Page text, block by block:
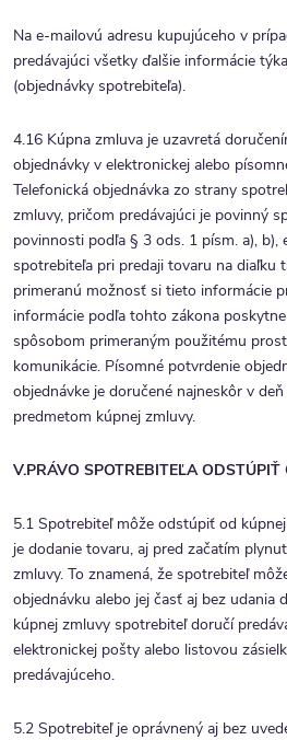
Na e-mailovú adresu kupujúceho v
predávajúci všetky ďalšie informácie
(objednávky spotrebiteľa).
4.16 Kúpna zmluva je uzavretá
objednávky v elektronickej alebo
Telefonická objednávka zo strany
zmluvy, pričom predávajúci je povinný
povinnosti podľa § 3 ods. 1 písm. a), b),
spotrebiteľa pri predaji tovaru na diaľku
primeranú možnosť si tieto informácie
informácie podľa tohto zákona
spôsobom primeraným použitému
komunikácie. Písomné potvrdenie
objednávke je doručené najneskôr v
predmetom kúpnej zmluvy.
V.PRÁVO SPOTREBITEĽA
5.1 Spotrebiteľ môže odstúpiť od
je dodanie tovaru, aj pred začatím
zmluvy. To znamená, že spotrebiteľ
objednávku alebo jej časť aj bez udania
kúpnej zmluvy spotrebiteľ doručí
elektronickej pošty alebo listovou
predávajúceho.
5.2 Spotrebiteľ je oprávnený aj bez